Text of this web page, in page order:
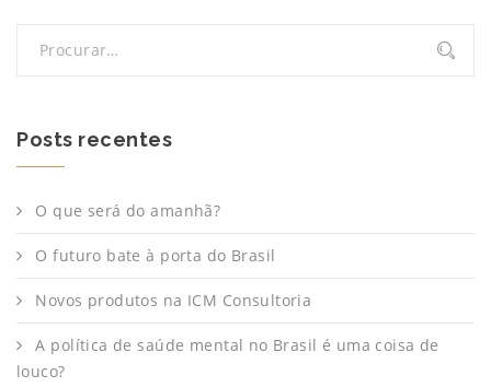
Posts recentes
O que será do amanhã?
O futuro bate à porta do Brasil
Novos produtos na ICM Consultoria
A política de saúde mental no Brasil é uma coisa de
louco?